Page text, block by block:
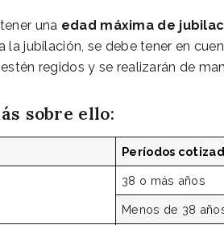
una edad máxima de
la jubilación, se debe tener en
regidos y se realizarán de
sobre ello:
Períodos
38 o más años
Menos de 38